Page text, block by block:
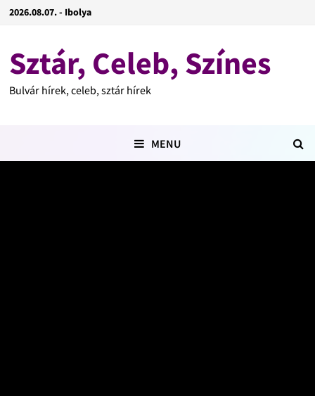
2026.08.07. - Ibolya
Sztár, Celeb, Színes
Bulvár hírek, celeb, sztár hírek
MENU